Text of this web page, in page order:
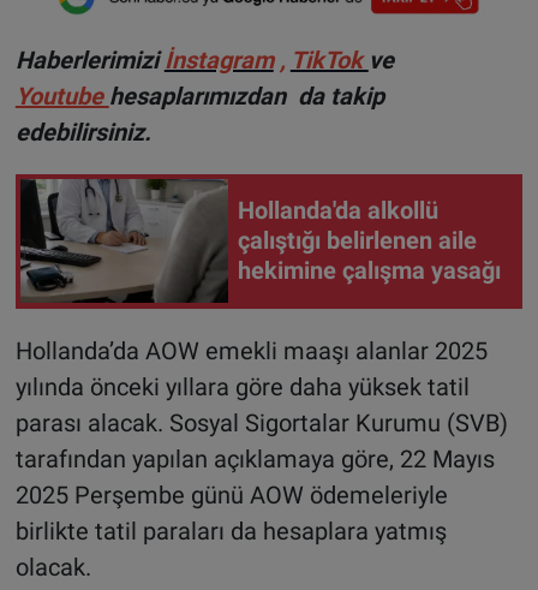
Haberlerimizi İnstagram , TikTok ve
Youtube hesaplarımızdan da takip
edebilirsiniz.
Hollanda'da alkollü
çalıştığı belirlenen aile
hekimine çalışma yasağı
Hollanda’da AOW emekli maaşı alanlar 2025
yılında önceki yıllara göre daha yüksek tatil
parası alacak. Sosyal Sigortalar Kurumu (SVB)
tarafından yapılan açıklamaya göre, 22 Mayıs
2025 Perşembe günü AOW ödemeleriyle
birlikte tatil paraları da hesaplara yatmış
olacak.